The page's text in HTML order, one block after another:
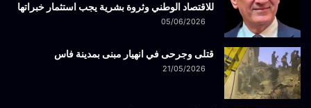
للاقتصاد الوطني وثروة بشرية يجب استثمار خبراتها
05/06/2026
قتلى وجرحى في انهيار مبنى بمدينة فاس
21/05/2026